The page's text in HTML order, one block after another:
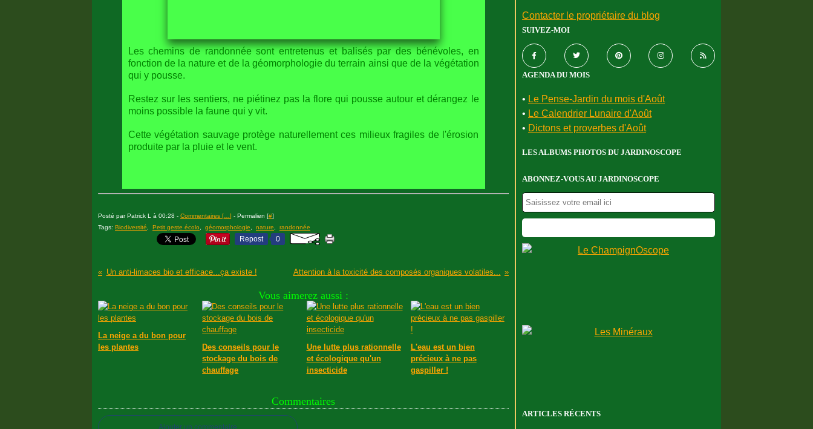
Les chemins de randonnée sont entretenus et balisés par des bénévoles, en
fonction de la nature et de la géomorphologie du terrain ainsi que de la végétation
qui y pousse.
Restez sur les sentiers, ne piétinez pas la flore qui pousse autour et dérangez le
moins possible la faune qui y vit.
Cette végétation sauvage protège naturellement ces milieux fragiles de l'érosion
produite par la pluie et le vent.
Posté par Patrick L à 00:28 - Commentaires [ ] - Permalien [#]
Tags: Biodiversité Petit geste écolo géomorphologie nature randonnée
Repost 0
Un anti-limaces bio et efficace...ça existe ! Attention à la toxicité des composés organiques volatiles...
Vous aimerez aussi :
La neige a du bon pour
les plantes
Des conseils pour le
stockage du bois de
chauffage
Une lutte plus rationnelle
et écologique qu'un
insecticide
L'eau est un bien
précieux à ne pas
gaspiller !
Commentaires
Ajouter un commentaire
Contacter le propriétaire du blog
SUIVEZ-MOI
AGENDA DU MOIS
• Le Pense-Jardin du mois d'Août
• Le Calendrier Lunaire d'Août
• Dictons et proverbes d'Août
LES ALBUMS PHOTOS DU JARDINOSCOPE
ABONNEZ-VOUS AU JARDINOSCOPE
ARTICLES RÉCENTS